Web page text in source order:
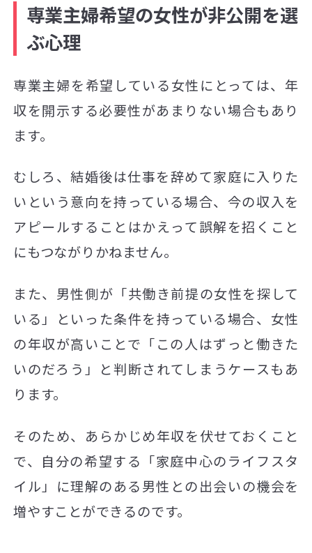
専業主婦希望の女性が非公開を選
ぶ心理
専業主婦を希望している女性にとっては、年
収を開示する必要性があまりない場合もあり
ます。
むしろ、結婚後は仕事を辞めて家庭に入りた
いという意向を持っている場合、今の収入を
アピールすることはかえって誤解を招くこと
にもつながりかねません。
また、男性側が「共働き前提の女性を探して
いる」といった条件を持っている場合、女性
の年収が高いことで「この人はずっと働きた
いのだろう」と判断されてしまうケースもあ
ります。
そのため、あらかじめ年収を伏せておくこと
で、自分の希望する「家庭中心のライフスタ
イル」に理解のある男性との出会いの機会を
増やすことができるのです。